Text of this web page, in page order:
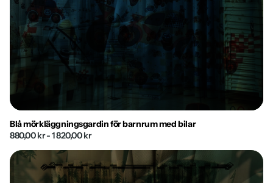
Blå mörkläggningsgardin för barnrum med bilar
880,00 kr- 1 820,00 kr